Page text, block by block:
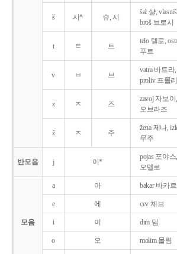
š 시* 슈, 시
šal 샬,
broš 브로시
t ㅌ 트
telo 텔로,
푸트
v ㅂ 브
vatra 바트라
proliv 프롤
z ㅈ 즈
zavoj 자보이
오브라즈
ž ㅈ 주
žena 제나,
무주
반모음 j 이*
pojas 포야
오델로
모음
a 아 bakar 바카르
e 에 cev 체브
i 이 dim 딤
o 오 molim 몰림